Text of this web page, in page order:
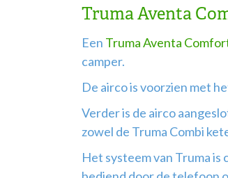
Truma Aventa
Een Truma Aventa
camper.
De airco is voorzien met
Verder is de airco
zowel de Truma Combi
Het systeem van Truma